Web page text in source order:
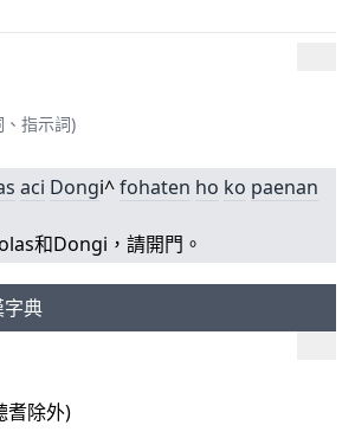
指示詞)
aci Dongi^fohaten ho ko paenan
和Dongi，請開門。
典
耆除外)